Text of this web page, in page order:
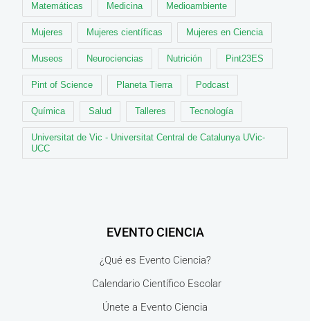
Matemáticas Medicina Medioambiente
Mujeres Mujeres científicas Mujeres en Ciencia
Museos Neurociencias Nutrición Pint23ES
Pint of Science Planeta Tierra Podcast
Química Salud Talleres Tecnología
Universitat de Vic - Universitat Central de Catalunya UVic-
UCC
EVENTO CIENCIA
¿Qué es Evento Ciencia?
Calendario Científico Escolar
Únete a Evento Ciencia